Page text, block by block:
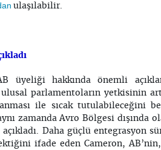
ulaşılabilir.
üyeliği hakkında önemli
parlamentoların yetkisinin
ile sıcak tutulabileceğini
zamanda Avro Bölgesi dışında
açıkladı. Daha güçlü entegrasyon
ifade eden Cameron,